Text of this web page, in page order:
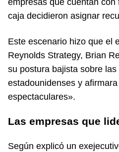
empresas que cuentan
caja decidieron asignar
Este escenario hizo que el
Reynolds Strategy, Brian
su postura bajista sobre
estadounidenses y
espectaculares».
Las empresas que
Según explicó un